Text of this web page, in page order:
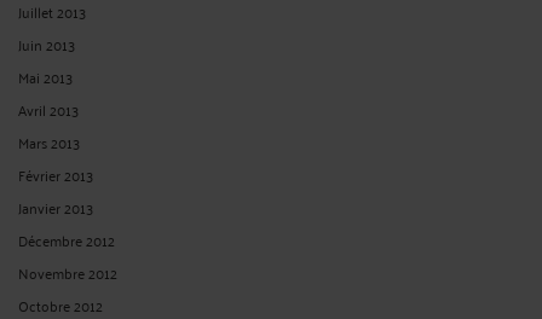
Juillet 2013
Juin 2013
Mai 2013
Avril 2013
Mars 2013
Février 2013
Janvier 2013
Décembre 2012
Novembre 2012
Octobre 2012